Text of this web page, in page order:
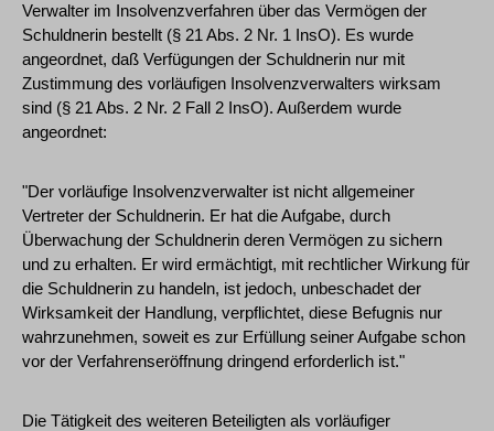
Verwalter im Insolvenzverfahren über das Vermögen der
Schuldnerin bestellt (§ 21 Abs. 2 Nr. 1 InsO). Es wurde
angeordnet, daß Verfügungen der Schuldnerin nur mit
Zustimmung des vorläufigen Insolvenzverwalters wirksam
sind (§ 21 Abs. 2 Nr. 2 Fall 2 InsO). Außerdem wurde
angeordnet:
"Der vorläufige Insolvenzverwalter ist nicht allgemeiner
Vertreter der Schuldnerin. Er hat die Aufgabe, durch
Überwachung der Schuldnerin deren Vermögen zu sichern
und zu erhalten. Er wird ermächtigt, mit rechtlicher Wirkung für
die Schuldnerin zu handeln, ist jedoch, unbeschadet der
Wirksamkeit der Handlung, verpflichtet, diese Befugnis nur
wahrzunehmen, soweit es zur Erfüllung seiner Aufgabe schon
vor der Verfahrenseröffnung dringend erforderlich ist."
Die Tätigkeit des weiteren Beteiligten als vorläufiger